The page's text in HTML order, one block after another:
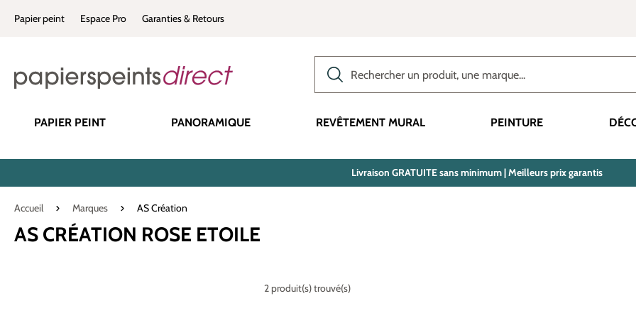
Passer à la navigation principale
Papier peint Espace Pro Garanties & Retours
PAPIER PEINT PANORAMIQUE REVÊTEMENT MURAL PEINTURE
Livraison GRATUITE sans minimum | Meilleurs prix garantis
Accueil Marques AS Création
AS CRÉATION ROSE ETOILE
2 produit(s) trouvé(s)